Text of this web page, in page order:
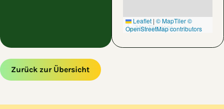
Leaflet | © MapTiler©
OpenStreetMap contributors
Zurück zur Übersicht